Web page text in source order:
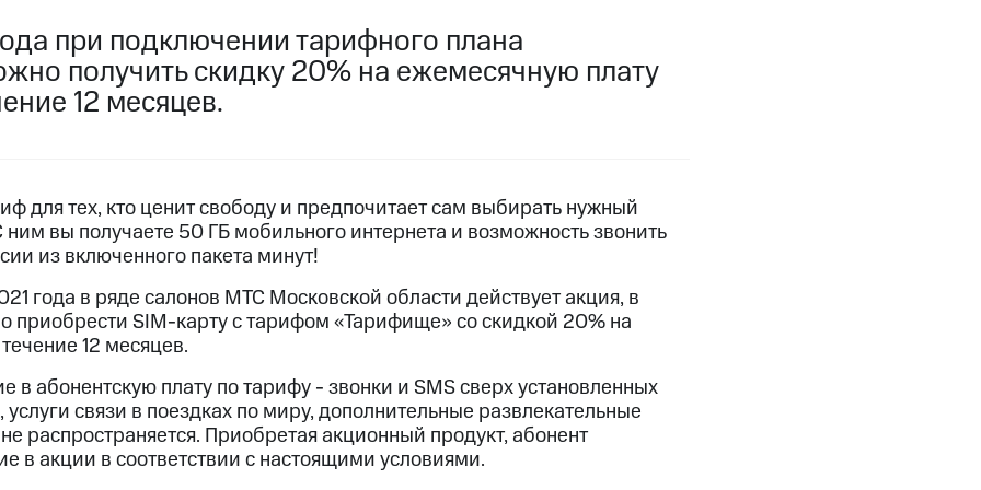
Финансы Детям и родителямЗдоровье и фитнес
ГудокМой МТСВсе приложения
15%
МТСНастройки автоплатежаПополнить номер другого оператора
картуМТС PayОплата по QR-коду за границей
музыка и многое другое
доступ к геолокации
нашем приложении
ГудокМой МТСВсе приложенияИнвестиции
при подключении тарифного плана
получить скидку 20% на ежемесячную плату
12 месяцев.
для тех, кто ценит свободу и предпочитает сам выбирать нужный
вы получаете 50 ГБ мобильного интернета и возможность звонить
из включенного пакета минут!
года в ряде салонов МТС Московской области действует акция, в
приобрести SIM-карту с тарифом «Тарифище» со скидкой 20% на
12 месяцев.
в абонентскую плату по тарифу - звонки и SMS сверх установленных
связи в поездках по миру, дополнительные развлекательные
распространяется. Приобретая акционный продукт, абонент
в акции в соответствии с настоящими условиями.